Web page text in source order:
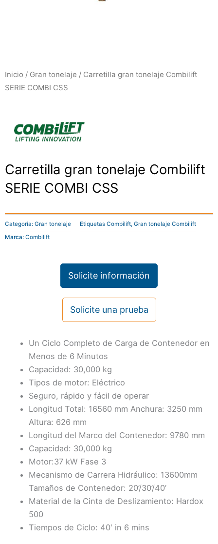
Inicio / Gran tonelaje / Carretilla gran tonelaje Combilift
SERIE COMBI CSS
Carretilla gran tonelaje Combilift
SERIE COMBI CSS
Categoría: Gran tonelaje Etiquetas Combilift, Gran tonelaje Combilift
Marca: Combilift
Solicite información
Solicite una prueba
Un Ciclo Completo de Carga de Contenedor en
Menos de 6 Minutos
Capacidad: 30,000 kg
Tipos de motor: Eléctrico
Seguro, rápido y fácil de operar
Longitud Total: 16560 mm Anchura: 3250 mm
Altura: 626 mm
Longitud del Marco del Contenedor: 9780 mm
Capacidad: 30,000 kg
Motor:37 kW Fase 3
Mecanismo de Carrera Hidráulico: 13600mm
Tamaños de Contenedor: 20’/30’/40’
Material de la Cinta de Deslizamiento: Hardox
500
Tiempos de Ciclo: 40′ in 6 mins